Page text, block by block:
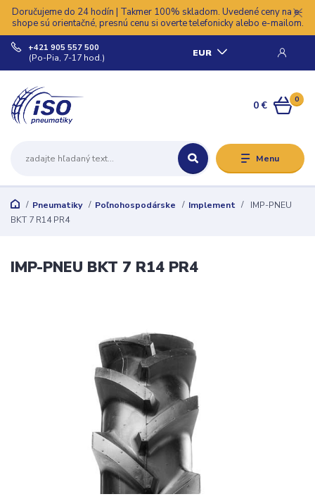
Doručujeme do 24 hodín | Takmer 100% skladom. Uvedené ceny na e-
shope sú orientačné, presnú cenu si overte telefonicky alebo e-mailom.
Menu
EUR
+421 905 557 500
(Po-Pia, 7-17 hod.)
0
0 €
Pneumatiky Poľnohospodárske Implement
IMP-PNEU
BKT 7 R14 PR4
IMP-PNEU BKT 7 R14 PR4